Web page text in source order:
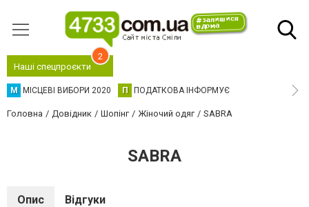
Наші спецпроєкти
2
М МІСЦЕВІ ВИБОРИ 2020 П ПОДАТКОВА ІНФОРМУЄ
Головна Довідник Шопінг Жіночий одяг SABRA
SABRA
Опис Відгуки